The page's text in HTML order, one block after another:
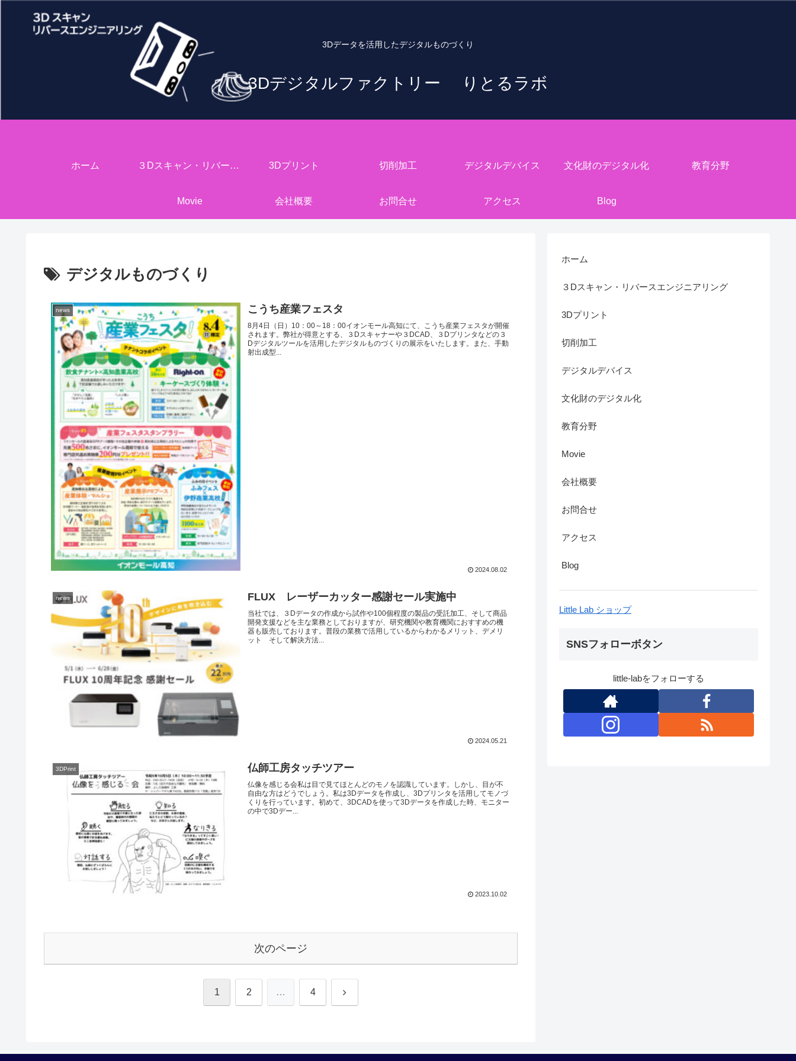
3Dデータを活用したデジタルものづくり
3Dデジタルファクトリー りとるラボ
ホーム ３Dスキャン・リバースエンジニアリング 3Dプリント 切削加工 デジタルデバイス 文化財のデジタル化 教育分野
Movie 会社概要 お問合せ アクセス Blog
デジタルものづくり
news こうち産業フェスタ
8月4日（日）10：00～18：00イオンモール高知にて、こうち産業フェスタが開催
されます。弊社が得意とする、３Dスキャナーや３DCAD、３Dプリンタなどの３
Dデジタルツールを活用したデジタルものづくりの展示をいたします。また、手動
射出成型...
2024.08.02
news FLUX レーザーカッター感謝セール実施中
当社では、３Dデータの作成から試作や100個程度の製品の受託加工、そして商品
開発支援などを主な業務としておりますが、研究機関や教育機関におすすめの機
器も販売しております。普段の業務で活用しているからわかるメリット、デメリ
ット そして解決方法...
2024.05.21
3DPrint 仏師工房タッチツアー
仏像を感じる会私は目で見てほとんどのモノを認識しています。しかし、目が不
自由な方はどうでしょう。私は3Dデータを作成し、3Dプリンタを活用してモノづ
くりを行っています。初めて、3DCADを使って3Dデータを作成した時、モニター
の中で3Dデー...
2023.10.02
次のページ
1 2 … 4 次
ホーム
３Dスキャン・リバースエンジニアリング
3Dプリント
切削加工
デジタルデバイス
文化財のデジタル化
教育分野
Movie
会社概要
お問合せ
アクセス
Blog
Little Lab ショップ
SNSフォローボタン
little-labをフォローする